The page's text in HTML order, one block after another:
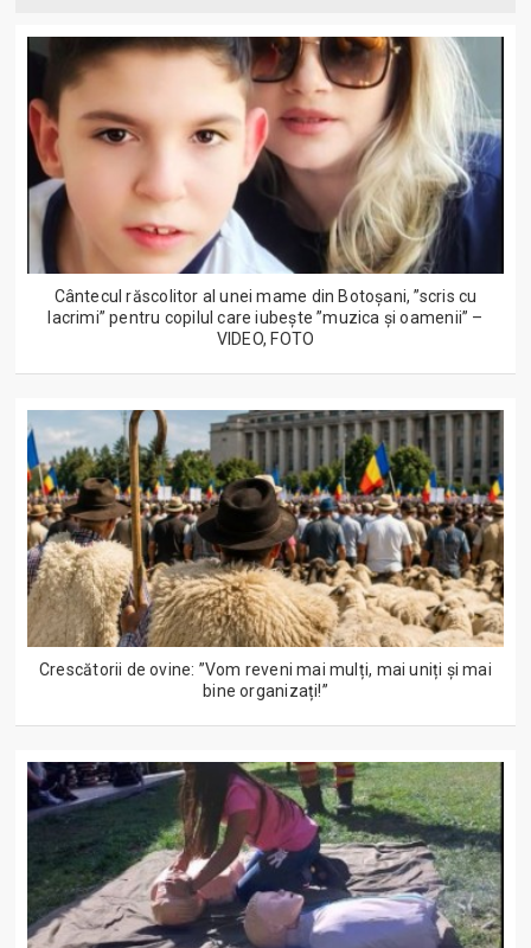
Cântecul răscolitor al unei mame din Botoșani, ”scris cu
lacrimi” pentru copilul care iubește ”muzica și oamenii” –
VIDEO, FOTO
Crescătorii de ovine: ”Vom reveni mai mulți, mai uniți și mai
bine organizați!”